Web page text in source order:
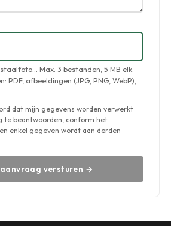
Max. 3 bestanden, 5 MB elk.
PDF, afbeeldingen (JPG, PNG, WebP),
dat mijn gegevens worden verwerkt
te beantwoorden, conform het
enkel gegeven wordt aan derden
versturen →